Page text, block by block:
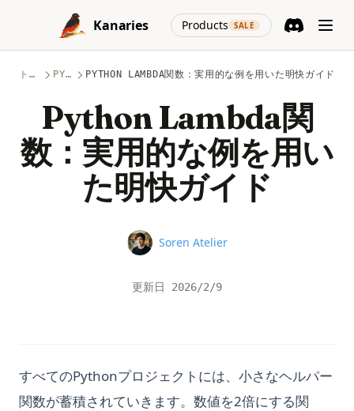
Skip to content
Kanaries
Products SALE
(opens in a
トピック PYTHON PYTHON LAMBDA関数：実用的な例を用いた明快ガイド
Python Lambda関
数：実用的な例を用い
た明快ガイド
Name
Soren Atelier
更新日 2026/2/9
すべてのPythonプロジェクトには、小さなヘルパー
関数が蓄積されていきます。数値を2倍にする関